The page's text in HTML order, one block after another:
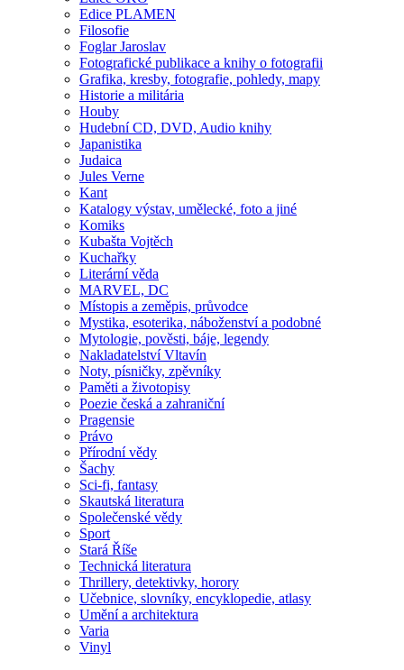
Edice PLAMEN
Filosofie
Foglar Jaroslav
Fotografické publikace a knihy o fotografii
Grafika, kresby, fotografie, pohledy, mapy
Historie a militária
Houby
Hudební CD, DVD, Audio knihy
Japanistika
Judaica
Jules Verne
Kant
Katalogy výstav, umělecké, foto a jiné
Komiks
Kubašta Vojtěch
Kuchařky
Literární věda
MARVEL, DC
Místopis a zeměpis, průvodce
Mystika, esoterika, náboženství a podobné
Mytologie, pověsti, báje, legendy
Nakladatelství Vltavín
Noty, písničky, zpěvníky
Paměti a životopisy
Poezie česká a zahraniční
Pragensie
Právo
Přírodní vědy
Šachy
Sci-fi, fantasy
Skautská literatura
Společenské vědy
Sport
Stará Říše
Technická literatura
Thrillery, detektivky, horory
Učebnice, slovníky, encyklopedie, atlasy
Umění a architektura
Varia
Vinyl